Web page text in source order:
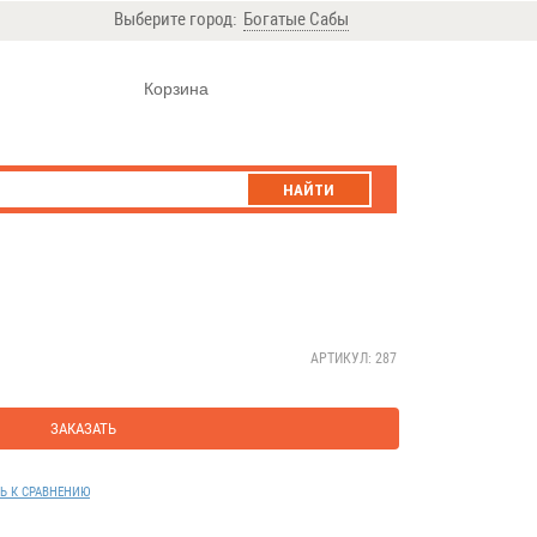
Выберите город: Богатые Сабы
Корзина
НАЙТИ
АРТИКУЛ: 287
ЗАКАЗАТЬ
К СРАВНЕНИЮ